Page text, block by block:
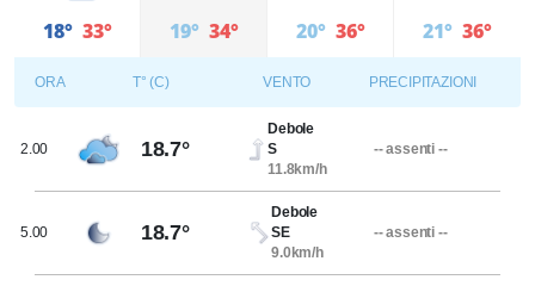
18° 33° 19° 34° 20° 36° 21° 36°
ORA T° (C) VENTO PRECIPITAZIONI
2.00 18.7°
Debole
S
11.8km/h
-- assenti --
5.00 18.7°
Debole
SE
9.0km/h
-- assenti --